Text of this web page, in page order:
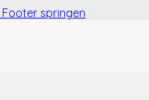
Footer springen